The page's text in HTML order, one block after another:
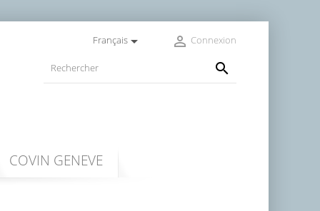
Français  Connexion
COVIN GENEVE
